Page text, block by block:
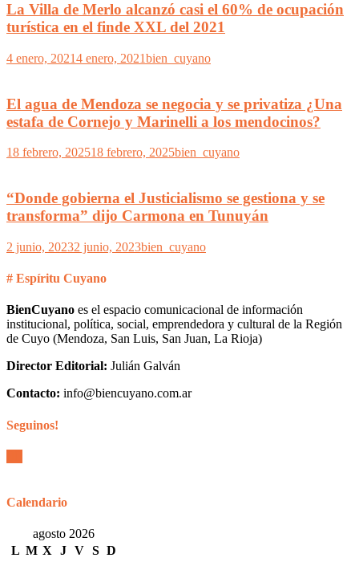
La Villa de Merlo alcanzó casi el 60% de ocupación
turística en el finde XXL del 2021
4 enero, 20214 enero, 2021bien_cuyano
El agua de Mendoza se negocia y se privatiza ¿Una
estafa de Cornejo y Marinelli a los mendocinos?
18 febrero, 202518 febrero, 2025bien_cuyano
“Donde gobierna el Justicialismo se gestiona y se
transforma” dijo Carmona en Tunuyán
2 junio, 20232 junio, 2023bien_cuyano
# Espíritu Cuyano
BienCuyano es el espacio comunicacional de información
institucional, política, social, emprendedora y cultural de la Región
de Cuyo (Mendoza, San Luis, San Juan, La Rioja)
Director Editorial: Julián Galván
Contacto: info@biencuyano.com.ar
Seguinos!
Calendario
agosto 2026
L M X J V S D